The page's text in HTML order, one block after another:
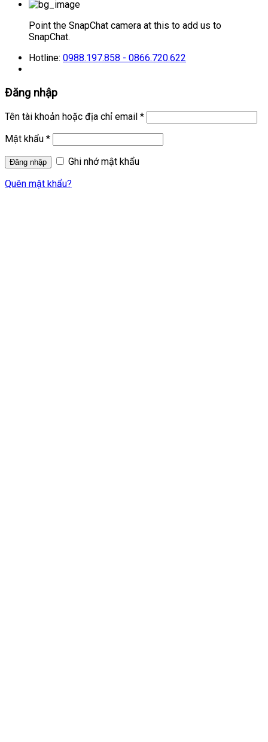
Point the SnapChat camera at this to add us to
SnapChat.
Hotline: 0988.197.858 - 0866.720.622
Đăng nhập
Tên tài khoản hoặc địa chỉ email *
Mật khẩu *
Ghi nhớ mật khẩu
Quên mật khẩu?